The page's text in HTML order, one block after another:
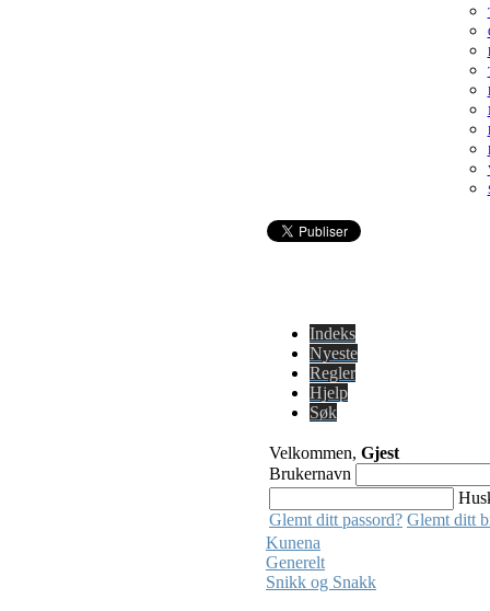
Indeks
Nyeste
Regler
Hjelp
Søk
Velkommen, Gjest
Brukernavn
Glemt ditt passord? Glemt ditt
Kunena
Generelt
Snikk og Snakk